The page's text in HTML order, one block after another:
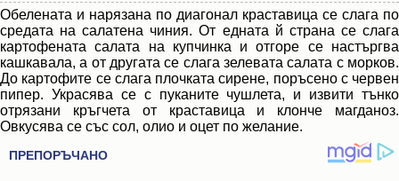
Обелената и нарязана по диагонал краставица се слага по
средата на салатена чиния. От едната й страна се слага
картофената салата на купчинка и отгоре се настъргва
кашкавала, а от другата се слага зелевата салата с морков.
До картофите се слага плочката сирене, поръсено с червен
пипер. Украсява се с пуканите чушлета, и извити тънко
отрязани кръгчета от краставица и клонче магданоз.
Овкусява се със сол, олио и оцет по желание.